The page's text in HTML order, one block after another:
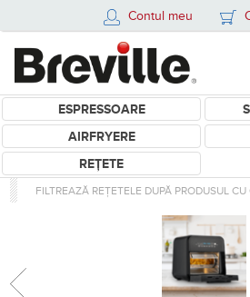
Contul meu
ESPRESSOARE
AIRFRYERE
REȚETE
FILTREAZĂ REȚETELE DUPĂ PRODUSUL